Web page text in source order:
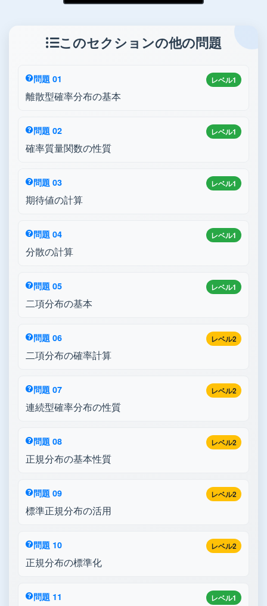
このセクションの他の問題
レベル1
問題 01
離散型確率分布の基本
レベル1
問題 02
確率質量関数の性質
レベル1
問題 03
期待値の計算
レベル1
問題 04
分散の計算
レベル1
問題 05
二項分布の基本
レベル2
問題 06
二項分布の確率計算
レベル2
問題 07
連続型確率分布の性質
レベル2
問題 08
正規分布の基本性質
レベル2
問題 09
標準正規分布の活用
レベル2
問題 10
正規分布の標準化
レベル1
問題 11